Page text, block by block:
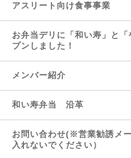
アスリート向け食事事業
お弁当デリに「和い寿」と
プンしました！
メンバー紹介
和い寿弁当 沿革
お問い合わせ(※営業勧誘メ
入れないでください）